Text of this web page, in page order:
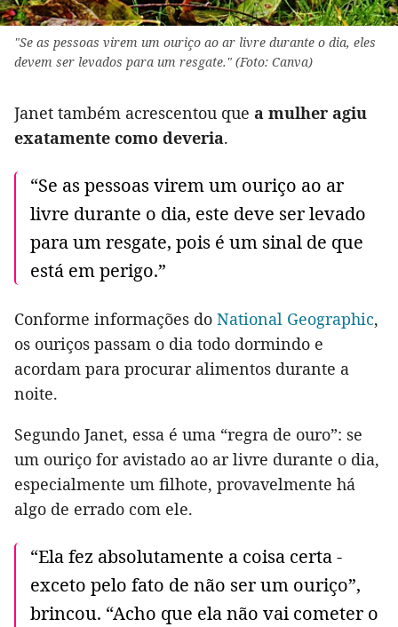
"Se as pessoas virem um ouriço ao ar livre durante o dia, eles
devem ser levados para um resgate." (Foto: Canva)
Janet também acrescentou que a mulher agiu
exatamente como deveria.
“Se as pessoas virem um ouriço ao ar
livre durante o dia, este deve ser levado
para um resgate, pois é um sinal de que
está em perigo.”
Conforme informações do National Geographic,
os ouriços passam o dia todo dormindo e
acordam para procurar alimentos durante a
noite.
Segundo Janet, essa é uma “regra de ouro”: se
um ouriço for avistado ao ar livre durante o dia,
especialmente um filhote, provavelmente há
algo de errado com ele.
“Ela fez absolutamente a coisa certa -
exceto pelo fato de não ser um ouriço”,
brincou. “Acho que ela não vai cometer o